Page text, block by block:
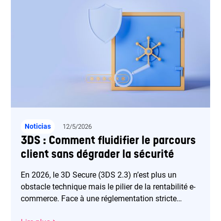
Noticias 12/5/2026
3DS : Comment fluidifier le parcours
client sans dégrader la sécurité
En 2026, le 3D Secure (3DS 2.3) n’est plus un
obstacle technique mais le pilier de la rentabilité e-
commerce. Face à une réglementation stricte